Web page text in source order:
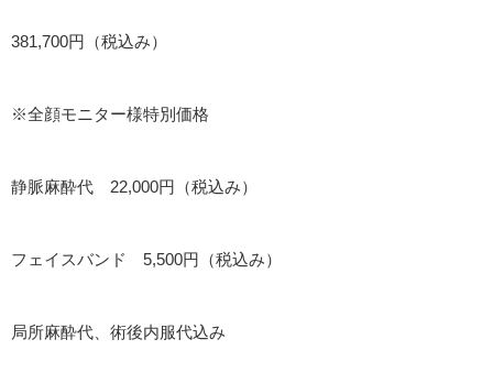
381,700円（税込み）
※全顔モニター様特別価格
静脈麻酔代 22,000円（税込み）
フェイスバンド 5,500円（税込み）
局所麻酔代、術後内服代込み